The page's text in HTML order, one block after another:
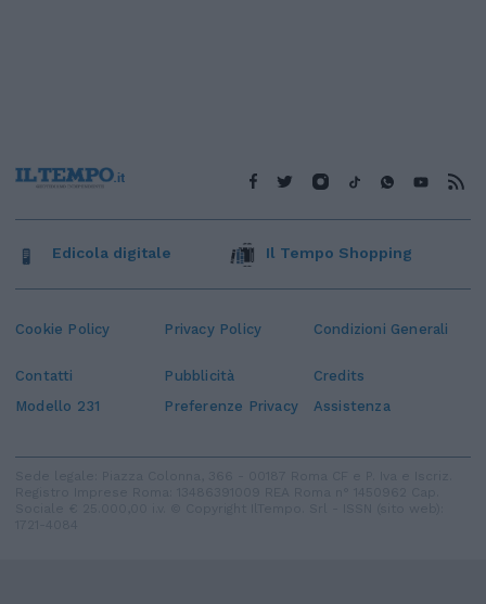
Cookie Policy Privacy Policy Condizioni Generali
Contatti Pubblicità
Credits
Modello 231
Preferenze Privacy Assistenza
Edicola digitale Il Tempo Shopping